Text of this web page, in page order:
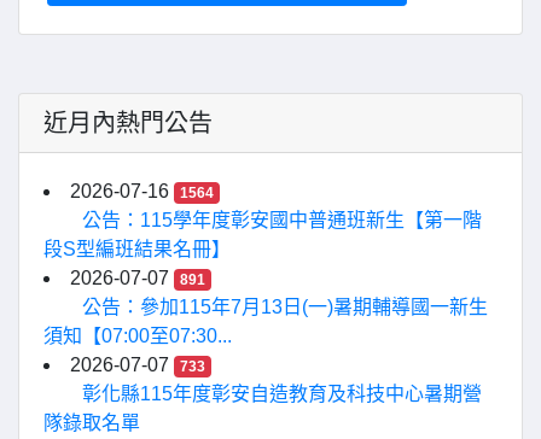
近月內熱門公告
2026-07-16 1564
公告：115學年度彰安國中普通班新生【第一階
段S型編班結果名冊】
2026-07-07
891
公告：參加115年7月13日(一)暑期輔導國一新生
須知【07:00至07:30...
2026-07-07
733
彰化縣115年度彰安自造教育及科技中心暑期營
隊錄取名單